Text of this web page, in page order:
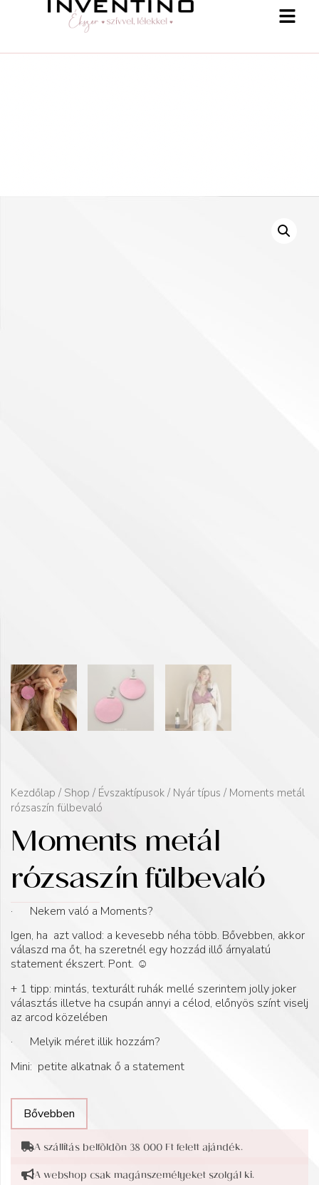
Kezdőlap / Shop / Évszaktípusok / Nyár típus / Moments metál
rózsaszín fülbevaló
Moments metál
rózsaszín fülbevaló
· Nekem való a Moments?
Igen, ha azt vallod: a kevesebb néha több. Bővebben, akkor
válaszd ma őt, ha szeretnél egy hozzád illő árnyalatú
statement ékszert. Pont. ☺️
+ 1 tipp: mintás, texturált ruhák mellé szerintem jolly joker
választás illetve ha csupán annyi a célod, előnyös színt viselj
az arcod közelében
· Melyik méret illik hozzám?
Mini: petite alkatnak ő a statement
Bővebben
A szállítás belföldön 38 000 Ft felett ajándék.
A webshop csak magánszemélyeket szolgál ki.